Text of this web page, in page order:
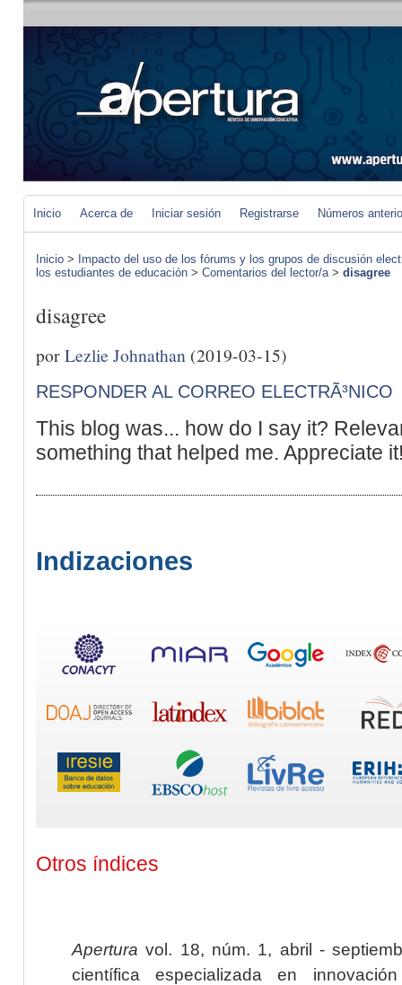
Inicio Acerca de Iniciar sesión Registrarse Números
Inicio > Impacto del uso de los fórums y los grupos de discusión
los estudiantes de educación > Comentarios del lector/a> disagree
disagree
porLezlie Johnathan (2019-03-15)
RESPONDER AL CORREO ELECTRÃ³NICO
This blog was... how do I say it?
something that helped me. Appreciate
Indizaciones
Otros índices
Apertura vol. 18, núm. 1, abril -
científica especializada en